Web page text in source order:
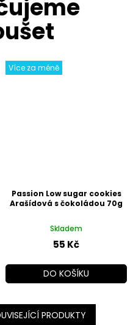
Více za méně
Passion Low sugar cookies
Arašídová s čokoládou 70g
Skladem
55 Kč
DO KOŠÍKU
PRODUKTY